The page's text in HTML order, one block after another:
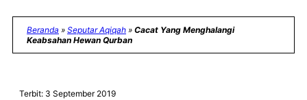
Beranda » Seputar Aqiqah » Cacat Yang Menghalangi
Keabsahan Hewan Qurban
Terbit: 3 September 2019